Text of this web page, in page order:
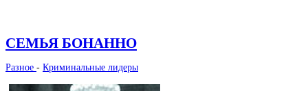
СЕМЬЯ БОНАННО
Разное - Криминальные лидеры